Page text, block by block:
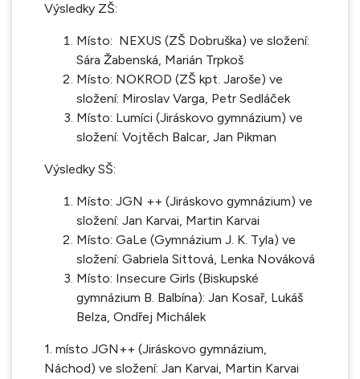
Výsledky ZŠ:
Místo: NEXUS (ZŠ Dobruška) ve složení:
Sára Žabenská, Marián Trpkoš
Místo: NOKROD (ZŠ kpt. Jaroše) ve
složení: Miroslav Varga, Petr Sedláček
Místo: Lumíci (Jiráskovo gymnázium) ve
složení: Vojtěch Balcar, Jan Pikman
Výsledky SŠ:
Místo: JGN ++ (Jiráskovo gymnázium) ve
složení: Jan Karvai, Martin Karvai
Místo: GaLe (Gymnázium J. K. Tyla) ve
složení: Gabriela Sittová, Lenka Nováková
Místo: Insecure Girls (Biskupské
gymnázium B. Balbína): Jan Kosař, Lukáš
Belza, Ondřej Michálek
1. místo JGN++ (Jiráskovo gymnázium,
Náchod) ve složení: Jan Karvai, Martin Karvai